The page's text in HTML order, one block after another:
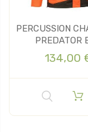
PERCUSSION
PREDATOR
134,00